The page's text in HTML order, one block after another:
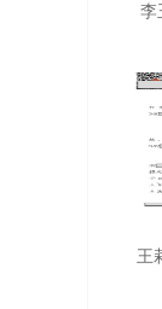
李
王